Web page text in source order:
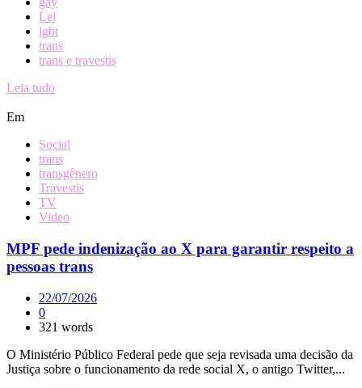
Lei
lgbt
trans
trans e travestis
Leia tudo
Em
Social
trans
transgênero
Travestis
TV
Video
MPF pede indenização ao X para garantir respeito a
pessoas trans
22/07/2026
0
321 words
O Ministério Público Federal pede que seja revisada uma decisão da
Justiça sobre o funcionamento da rede social X, o antigo Twitter,...